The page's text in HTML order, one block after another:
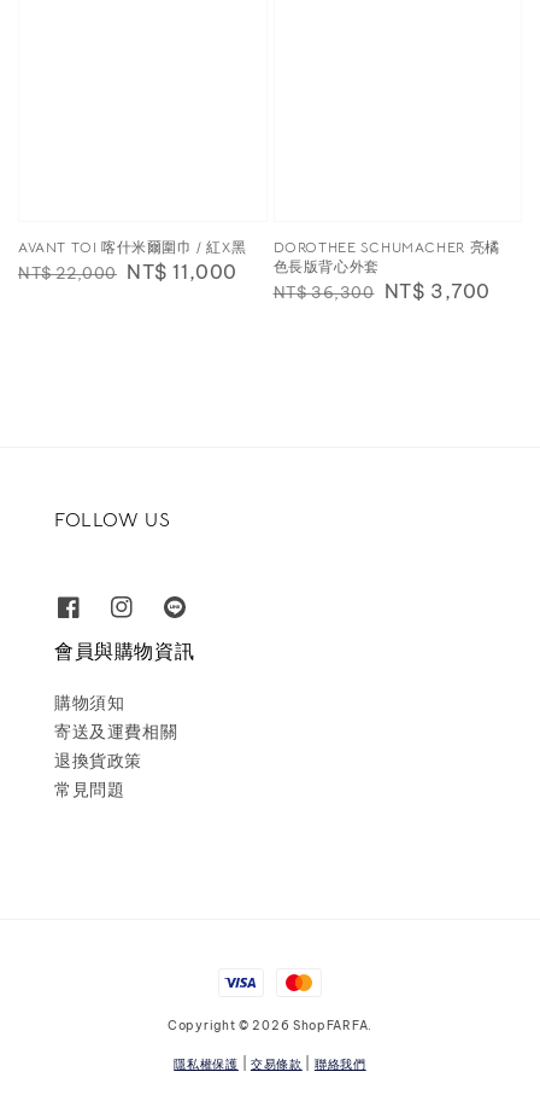
AVANT TOI 喀什米爾圍巾 / 紅X黑
Regular
NT$ 22,000 Sale
NT$ 11,000
DOROTHEE SCHUMACHER 亮橘
色長版背心外套
Regular
NT$ 36,300 Sale
NT$ 3,700
FOLLOW US
會員與購物資訊
購物須知
寄送及運費相關
退換貨政策
常見問題
Copyright © 2026 ShopFARFA.
隱私權保護 交易條款 聯絡我們